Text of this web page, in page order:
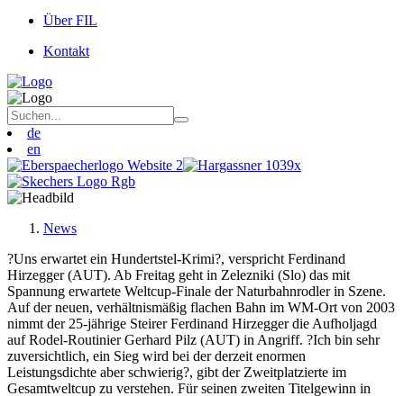
Über FIL
Kontakt
de
en
News
?Uns erwartet ein Hundertstel-Krimi?, verspricht Ferdinand
Hirzegger (AUT). Ab Freitag geht in Zelezniki (Slo) das mit
Spannung erwartete Weltcup-Finale der Naturbahnrodler in Szene.
Auf der neuen, verhältnismäßig flachen Bahn im WM-Ort von 2003
nimmt der 25-jährige Steirer Ferdinand Hirzegger die Aufholjagd
auf Rodel-Routinier Gerhard Pilz (AUT) in Angriff. ?Ich bin sehr
zuversichtlich, ein Sieg wird bei der derzeit enormen
Leistungsdichte aber schwierig?, gibt der Zweitplatzierte im
Gesamtweltcup zu verstehen. Für seinen zweiten Titelgewinn in